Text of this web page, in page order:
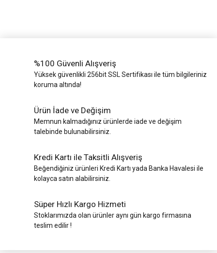
%100 Güvenli Alışveriş
Yüksek güvenlikli 256bit SSL Sertifikası ile tüm bilgileriniz
koruma altında!
Ürün İade ve Değişim
Memnun kalmadığınız ürünlerde iade ve değişim
talebinde bulunabilirsiniz.
Kredi Kartı ile Taksitli Alışveriş
Beğendiğiniz ürünleri Kredi Kartı yada Banka Havalesi ile
kolayca satın alabilirsiniz.
Süper Hızlı Kargo Hizmeti
Stoklarımızda olan ürünler aynı gün kargo firmasına
teslim edilir !